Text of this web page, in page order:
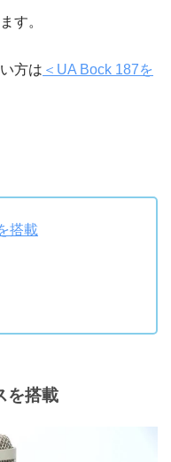
す。
方は ＜UA Bock 187を
搭載
を搭載